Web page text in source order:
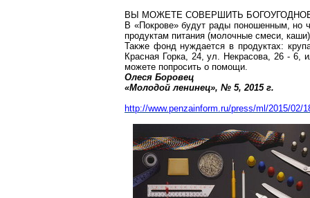
ВЫ МОЖЕТЕ СОВЕРШИТЬ
В «Покрове» будут рады поношенным, но
продуктам питания (молочные смеси,
Также фонд нуждается в продуктах:
Красная Горка, 24, ул. Некрасова, 26 - 6,
можете попросить о помощи.
Олеся Боровец
«Молодой ленинец», № 5,2015 г.
http://www.penzainform.ru/press/ml/2015/02/